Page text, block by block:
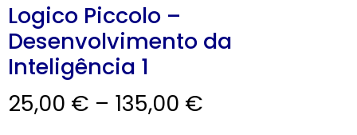
Logico Piccolo –
Desenvolvimento da
Inteligência 1
25,00 € – 135,00 €